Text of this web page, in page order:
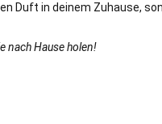
Duft in deinem Zuhause,
nach Hause holen!